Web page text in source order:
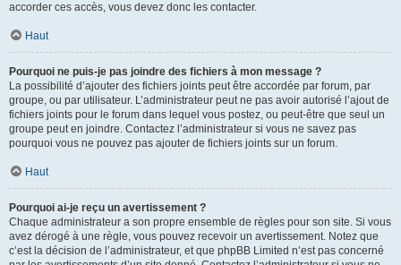
accorder ces accès, vous devez donc les contacter.
Haut
Pourquoi ne puis-je pas joindre des fichiers à mon message ?
La possibilité d’ajouter des fichiers joints peut être accordée par forum, par
groupe, ou par utilisateur. L’administrateur peut ne pas avoir autorisé l’ajout de
fichiers joints pour le forum dans lequel vous postez, ou peut-être que seul un
groupe peut en joindre. Contactez l’administrateur si vous ne savez pas
pourquoi vous ne pouvez pas ajouter de fichiers joints sur un forum.
Haut
Pourquoi ai-je reçu un avertissement ?
Chaque administrateur a son propre ensemble de règles pour son site. Si vous
avez dérogé à une règle, vous pouvez recevoir un avertissement. Notez que
c’est la décision de l’administrateur, et que phpBB Limited n’est pas concerné